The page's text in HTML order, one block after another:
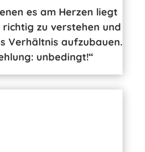
es am Herzen liegt
zu verstehen und
Verhältnis aufzubauen.
unbedingt!“